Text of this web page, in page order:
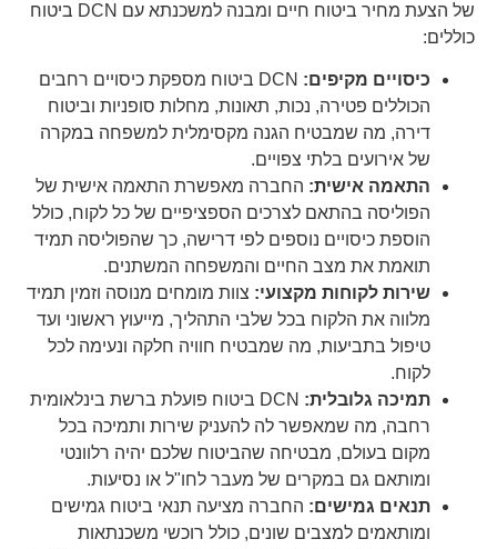
של הצעת מחיר ביטוח חיים ומבנה למשכנתא עם DCN ביטוח
כוללים:
כיסויים מקיפים:
DCN ביטוח מספקת כיסויים רחבים
הכוללים פטירה, נכות, תאונות, מחלות סופניות וביטוח
דירה, מה שמבטיח הגנה מקסימלית למשפחה במקרה
של אירועים בלתי צפויים.
התאמה אישית:החברה מאפשרת התאמה אישית של
הפוליסה בהתאם לצרכים הספציפיים של כל לקוח, כולל
הוספת כיסויים נוספים לפי דרישה, כך שהפוליסה תמיד
תואמת את מצב החיים והמשפחה המשתנים.
שירות לקוחות מקצועי:צוות מומחים מנוסה וזמין תמיד
מלווה את הלקוח בכל שלבי התהליך, מייעוץ ראשוני ועד
טיפול בתביעות, מה שמבטיח חוויה חלקה ונעימה לכל
לקוח.
תמיכה גלובלית:
DCN ביטוח פועלת ברשת בינלאומית
רחבה, מה שמאפשר לה להעניק שירות ותמיכה בכל
מקום בעולם, מבטיחה שהביטוח שלכם יהיה רלוונטי
ומותאם גם במקרים של מעבר לחו"ל או נסיעות.
תנאים גמישים:החברה מציעה תנאי ביטוח גמישים
ומותאמים למצבים שונים, כולל רוכשי משכנתאות